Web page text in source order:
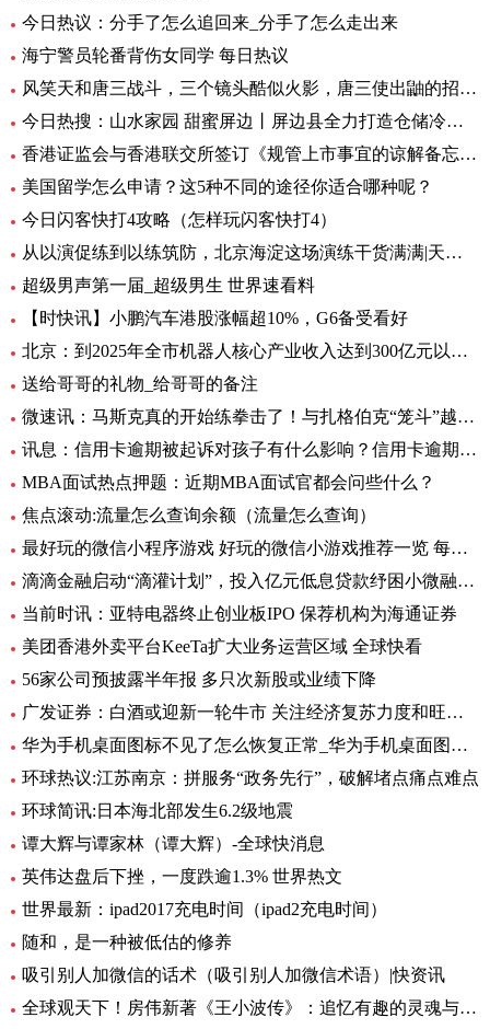
今日热议：分手了怎么追回来_分手了怎么走出来
海宁警员轮番背伤女同学 每日热议
风笑天和唐三战斗，三个镜头酷似火影，唐三使出鼬的招牌动作 速看料
今日热搜：山水家园 甜蜜屏边丨屏边县全力打造仓储冷链保障“云品”出滇
香港证监会与香港联交所签订《规管上市事宜的谅解备忘录》第二份补充文件 天天日报
美国留学怎么申请？这5种不同的途径你适合哪种呢？
今日闪客快打4攻略（怎样玩闪客快打4）
从以演促练到以练筑防，北京海淀这场演练干货满满|天天实时
超级男声第一届_超级男生 世界速看料
【时快讯】小鹏汽车港股涨幅超10%，G6备受看好
北京：到2025年全市机器人核心产业收入达到300亿元以上-全球新消息
送给哥哥的礼物_给哥哥的备注
微速讯：马斯克真的开始练拳击了！与扎格伯克“笼斗”越来越真
讯息：信用卡逾期被起诉对孩子有什么影响？信用卡逾期后被起诉会坐牢吗？|当前关注
MBA面试热点押题：近期MBA面试官都会问些什么？
焦点滚动:流量怎么查询余额（流量怎么查询）
最好玩的微信小程序游戏 好玩的微信小游戏推荐一览 每日观点
滴滴金融启动“滴灌计划”，投入亿元低息贷款纾困小微融资难
当前时讯：亚特电器终止创业板IPO 保荐机构为海通证券
美团香港外卖平台KeeTa扩大业务运营区域 全球快看
56家公司预披露半年报 多只次新股或业绩下降
广发证券：白酒或迎新一轮牛市 关注经济复苏力度和旺季动销
华为手机桌面图标不见了怎么恢复正常_华为手机桌面图标不见了怎么办
环球热议:江苏南京：拼服务“政务先行”，破解堵点痛点难点
环球简讯:日本海北部发生6.2级地震
谭大辉与谭家林（谭大辉）-全球快消息
英伟达盘后下挫，一度跌逾1.3% 世界热文
世界最新：ipad2017充电时间（ipad2充电时间）
随和，是一种被低估的修养
吸引别人加微信的话术（吸引别人加微信术语）|快资讯
全球观天下！房伟新著《王小波传》：追忆有趣的灵魂与思想的炬火